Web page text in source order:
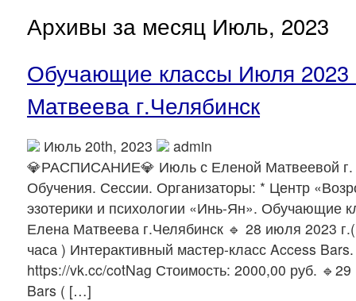
Архивы за месяц Июль, 2023
Обучающие классы Июля 2023
Матвеева г.Челябинск
Июль 20th, 2023
admin
💎РАСПИСАНИЕ💎 Июль с Еленой Матвеевой г.
Обучения. Сессии. Организаторы: * Центр
эзотерики и психологии «Инь-Ян». Обучающие
Елена Матвеева г.Челябинск 🔹 28 июля 2023
часа ) Интерактивный мастер-класс Access
https://vk.cc/cotNag Стоимость: 2000,00 руб.
Bars ( […]